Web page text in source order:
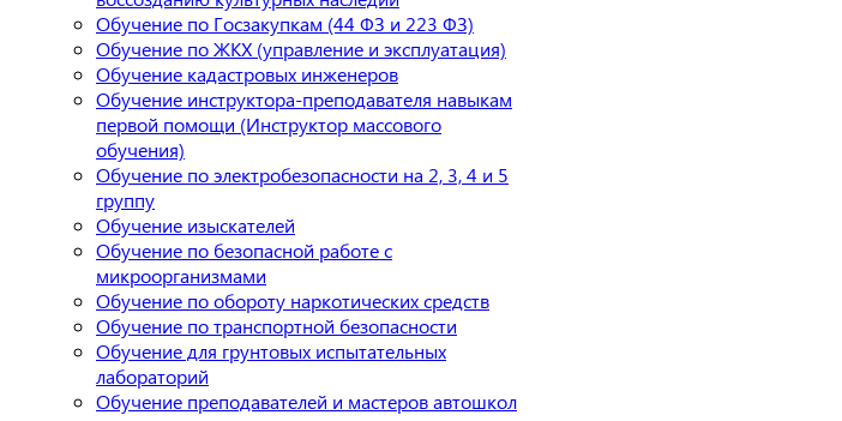
Обучение по Госзакупкам (44 ФЗ и 223 ФЗ)
Обучение по ЖКХ (управление и эксплуатация)
Обучение кадастровых инженеров
Обучение инструктора-преподавателя навыкам
первой помощи (Инструктор массового
обучения)
Обучение по электробезопасности на 2, 3, 4 и 5
группу
Обучение изыскателей
Обучение по безопасной работе с
микроорганизмами
Обучение по обороту наркотических средств
Обучение по транспортной безопасности
Обучение для грунтовых испытательных
лабораторий
Обучение преподавателей и мастеров автошкол